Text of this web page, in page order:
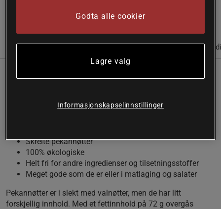
Informasjon Anmeldelser(4) Næringsinformasjon &
Pekannøtter tilhører noen av de mest fettrike nøttene. Dette
med en herlig aromatisk smak. Pekannøtter fra Powerfruits
er skrelte og inneholder ingen andre ingredienser. De nytes
Skrelte pekannøtter
100% økologiske
Helt fri for andre ingredienser og tilsetningsstoffer
Meget gode som de er eller i matlaging og salater
Pekannøtter er i slekt med valnøtter, men de har litt
forskjellig innhold. Med et fettinnhold på 72 g overgås
Godta alle cookier
Lagre valg
Informasjonskapselinnstillinger